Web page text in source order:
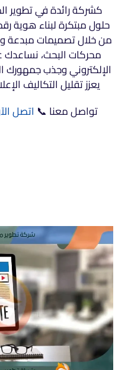
كشركة رائدة في تطوير
حلول مبتكرة لبناء هوية
من خلال تصميمات مبدعة
محركات البحث،
الإلكتروني وجذب جمهورك
يعزز تقليل التكاليف
تواصل معنا 📞 اتصل